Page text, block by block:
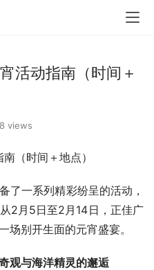
活动指南（时间＋
views
（时间＋地点）
了一系列精彩纷呈的活动，
2月5日至2月14日，正佳广
场别开生面的元宵盛宴。
观与海洋精灵的邂逅